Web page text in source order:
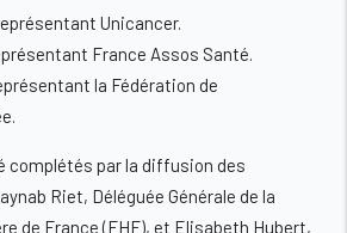
Unicancer.
France Assos Santé.
la Fédération de
.
complétés par la diffusion des
Riet, Déléguée Générale de la
de France (FHF), et Elisabeth Hubert,